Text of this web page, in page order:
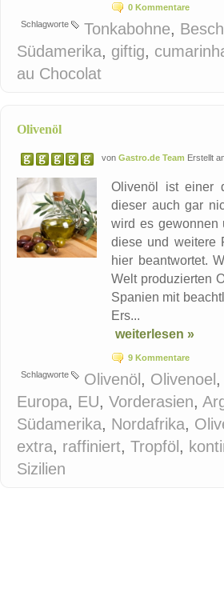
0 Kommentare
Schlagworte
Tonkabohne,
Südamerika, giftig,
au Chocolat
Olivenöl
von Gastro.de Team Erstellt
Olivenöl ist einer
dieser auch gar
wird es gewonnen
diese und weitere
hier beantwortet.
Welt produzierten
Spanien mit
Ers...
weiterlesen »
9 Kommentare
Schlagworte
Olivenöl , Olivenoel ,
Europa, EU, Vorderasien,
Südamerika, Nordafrika,
extra, raffiniert, Tropföl ,
Sizilien